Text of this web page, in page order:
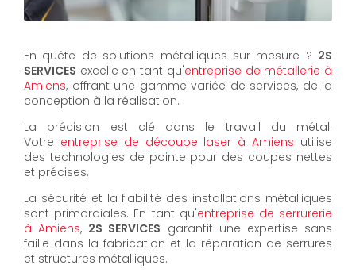
En quête de solutions métalliques sur mesure ? 2S
SERVICES excelle en tant qu'entreprise de métallerie à
Amiens, offrant une gamme variée de services, de la
conception à la réalisation.
La précision est clé dans le travail du métal.
Votre entreprise de découpe laser à Amiens utilise
des technologies de pointe pour des coupes nettes
et précises.
La sécurité et la fiabilité des installations métalliques
sont primordiales. En tant qu'entreprise de serrurerie
à Amiens, 2S SERVICES garantit une expertise sans
faille dans la fabrication et la réparation de serrures
et structures métalliques.